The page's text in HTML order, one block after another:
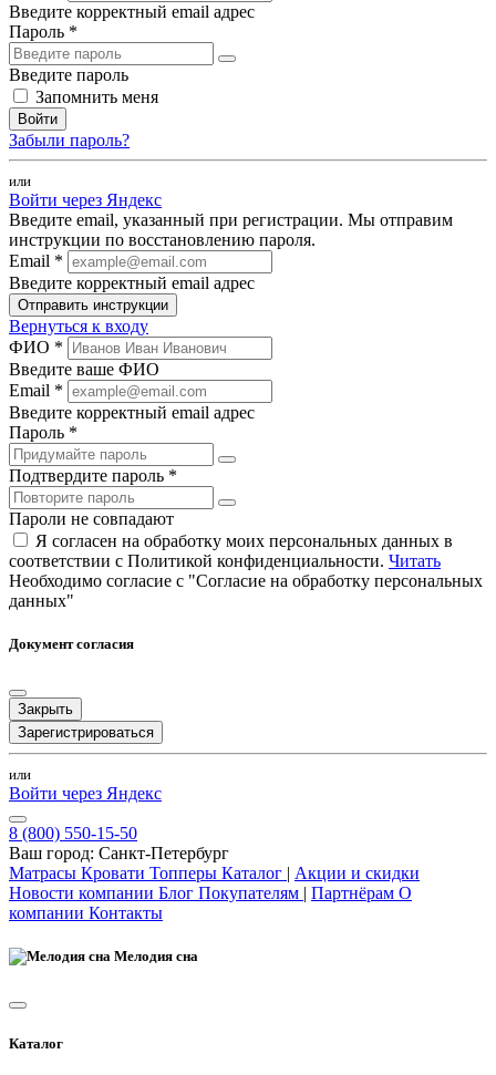
Введите корректный email адрес
Пароль *
Введите пароль
Запомнить меня
Войти
Забыли пароль?
или
Войти через Яндекс
Введите email, указанный при регистрации. Мы отправим
инструкции по восстановлению пароля.
Email *
Введите корректный email адрес
Отправить инструкции
Вернуться к входу
ФИО *
Введите ваше ФИО
Email *
Введите корректный email адрес
Пароль *
Подтвердите пароль *
Пароли не совпадают
Я согласен на обработку моих персональных данных в
соответствии с Политикой конфиденциальности. Читать
Необходимо согласие с "Согласие на обработку персональных
данных"
Документ согласия
Закрыть
Зарегистрироваться
или
Войти через Яндекс
8 (800) 550-15-50
Ваш город: Санкт-Петербург
Матрасы Кровати Топперы Каталог | Акции и скидки
Новости компании Блог Покупателям | Партнёрам О
компании Контакты
Мелодия сна
Каталог